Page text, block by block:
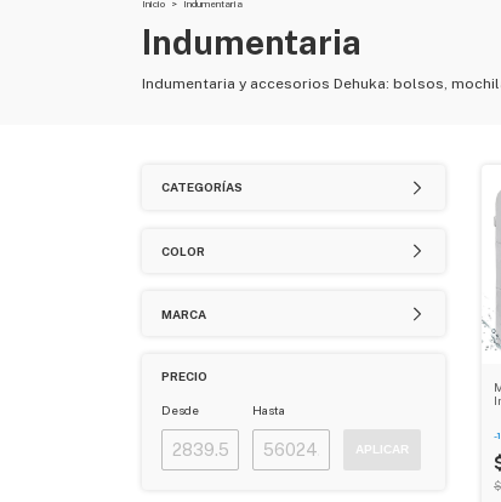
Inicio > Indumentaria
Indumentaria
Indumentaria y accesorios Dehuka: bolsos,
CATEGORÍAS
COLOR
MARCA
PRECIO
Desde Hasta
APLICAR
-